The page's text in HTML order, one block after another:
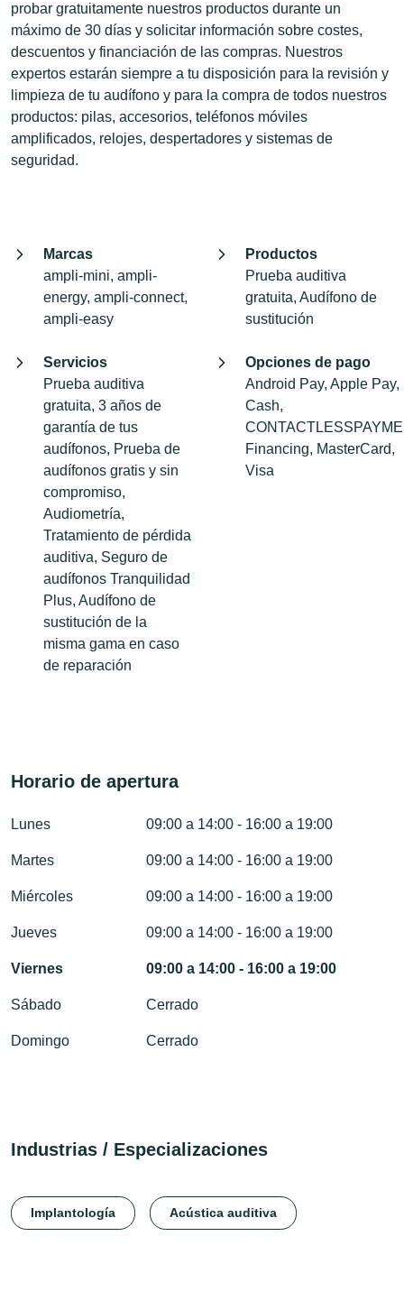
probar gratuitamente nuestros productos durante un
máximo de 30 días y solicitar información sobre costes,
descuentos y financiación de las compras. Nuestros
expertos estarán siempre a tu disposición para la revisión y
limpieza de tu audífono y para la compra de todos nuestros
productos: pilas, accesorios, teléfonos móviles
amplificados, relojes, despertadores y sistemas de
seguridad.
Marcas
ampli-mini, ampli-
energy, ampli-connect,
ampli-easy
Productos
Prueba auditiva
gratuita, Audífono de
sustitución
Servicios
Prueba auditiva
gratuita, 3 años de
garantía de tus
audífonos, Prueba de
audífonos gratis y sin
compromiso,
Audiometría,
Tratamiento de pérdida
auditiva, Seguro de
audífonos Tranquilidad
Plus, Audífono de
sustitución de la
misma gama en caso
de reparación
Opciones de pago
Android Pay, Apple Pay,
Cash,
Financing, MasterCard,
Visa
Horario de apertura
Lunes 09:00 a 14:00 - 16:00 a 19:00
Martes 09:00 a 14:00 - 16:00 a 19:00
Miércoles 09:00 a 14:00 - 16:00 a 19:00
Jueves 09:00 a 14:00 - 16:00 a 19:00
Viernes 09:00 a 14:00 - 16:00 a 19:00
Sábado Cerrado
Domingo Cerrado
Industrias / Especializaciones
Implantología Acústica auditiva